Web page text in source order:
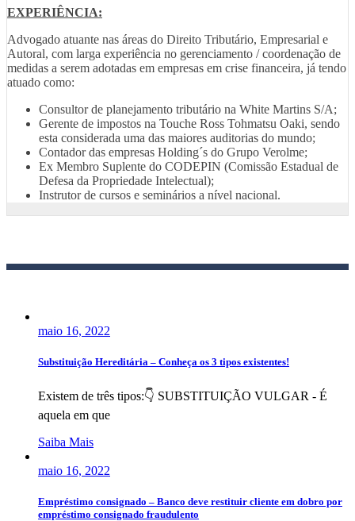
EXPERIÊNCIA:
Advogado atuante nas áreas do Direito Tributário, Empresarial e
Autoral, com larga experiência no gerenciamento / coordenação de
medidas a serem adotadas em empresas em crise financeira, já tendo
atuado como:
Consultor de planejamento tributário na White Martins S/A;
Gerente de impostos na Touche Ross Tohmatsu Oaki, sendo
esta considerada uma das maiores auditorias do mundo;
Contador das empresas Holding´s do Grupo Verolme;
Ex Membro Suplente do CODEPIN (Comissão Estadual de
Defesa da Propriedade Intelectual);
Instrutor de cursos e seminários a nível nacional.
maio 16, 2022
Substituição Hereditária – Conheça os 3 tipos existentes!
Existem de três tipos:👇 SUBSTITUIÇÃO VULGAR - É
aquela em que
Saiba Mais
maio 16, 2022
Empréstimo consignado – Banco deve restituir cliente em dobro por
empréstimo consignado fraudulento